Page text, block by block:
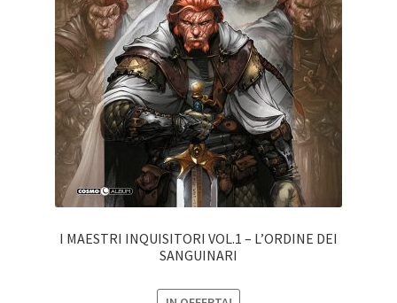
I MAESTRI INQUISITORI VOL.1 – L’ORDINE DEI
SANGUINARI